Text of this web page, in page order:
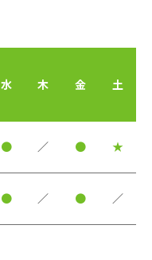
水 木 金 土
● ／ ● ★
● ／ ● ／